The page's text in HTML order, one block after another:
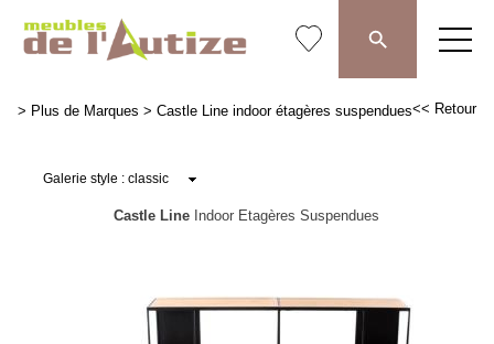
> Plus de Marques > Castle Line indoor étagères suspendues<< Retour
Castle LineIndoor Etagères Suspendues